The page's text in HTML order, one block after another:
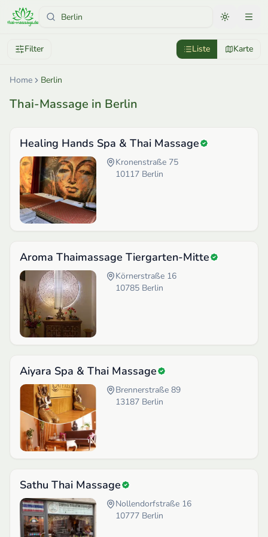
Filter Liste Karte
Home Berlin
Thai-Massage in Berlin
Healing Hands Spa & Thai Massage
Kronenstraße 75
10117 Berlin
Aroma Thaimassage Tiergarten-Mitte
Körnerstraße 16
10785 Berlin
Aiyara Spa & Thai Massage
Brennerstraße 89
13187 Berlin
Sathu Thai Massage
Nollendorfstraße 16
10777 Berlin